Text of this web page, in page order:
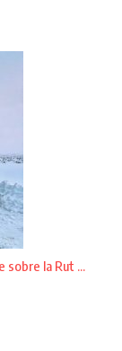
sobre la Rut ...